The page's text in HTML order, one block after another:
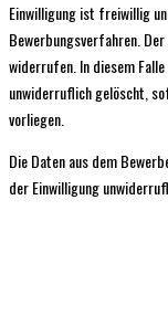
Einwilligung ist freiwillig
Bewerbungsverfahren.
widerrufen. In diesem
unwiderruflich gelöscht,
vorliegen.
Die Daten aus dem
der Einwilligung